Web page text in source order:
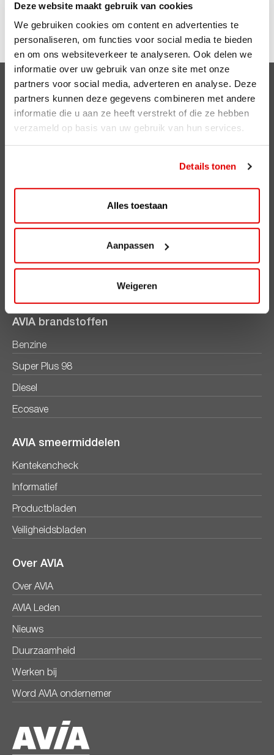
Deze website maakt gebruik van cookies
We gebruiken cookies om content en advertenties te
personaliseren, om functies voor social media te bieden
en om ons websiteverkeer te analyseren. Ook delen we
informatie over uw gebruik van onze site met onze
partners voor social media, adverteren en analyse. Deze
partners kunnen deze gegevens combineren met andere
informatie die u aan ze heeft verstrekt of die ze hebben
verzameld op basis van uw gebruik van hun services.
Details tonen
Alles toestaan
Aanpassen
Weigeren
Klik hierhet artikel in De Andijker over deze actie.
Clubsparen
Voordelen
ViaAVIA
Registreren
AVIA Diensten
AVIA VOLT
AVIA brandstoffen
Benzine
Super Plus 98
Diesel
Ecosave
AVIA smeermiddelen
Kentekencheck
Informatief
Productbladen
Veiligheidsbladen
Over AVIA
Over AVIA
AVIA Leden
Nieuws
Duurzaamheid
Werken bij
Word AVIA ondernemer